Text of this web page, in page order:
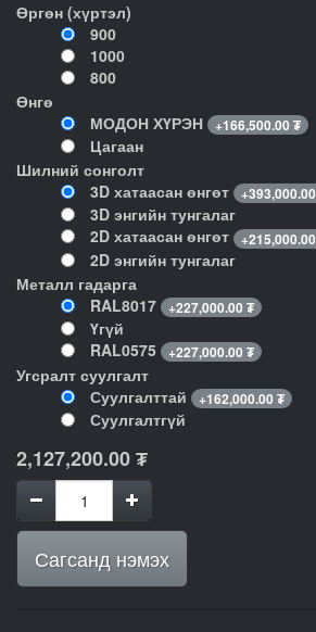
Өргөн (хүртэл)
900
1000
800
Өнгө
МОДОН ХҮРЭН
+166,500.00 ₮
Цагаан
Шилний сонголт
3D хатаасан өнгөт
+393,000.00
3D энгийн тунгалаг
2D хатаасан өнгөт
+215,000.00
2D энгийн тунгалаг
Металл гадарга
RAL8017
+227,000.00 ₮
Үгүй
RAL0575
+227,000.00 ₮
Угсралт суулгалт
Суулгалттай
+162,000.00 ₮
Суулгалтгүй
2,127,200.00₮
Сагсанд нэмэх